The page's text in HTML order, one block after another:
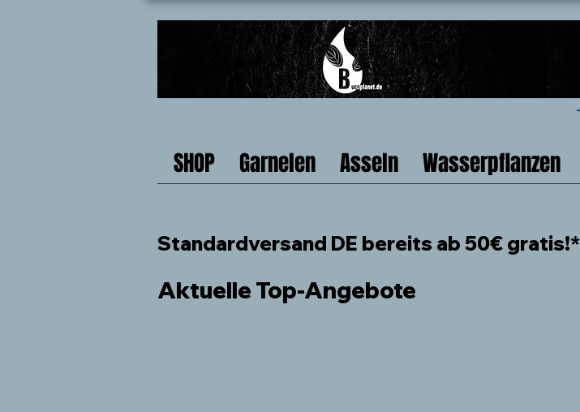
SHOP Garnelen Asseln Wasserpflanzen
Standardversand DE bereits ab 50€ gratis!*
Aktuelle Top-Angebote